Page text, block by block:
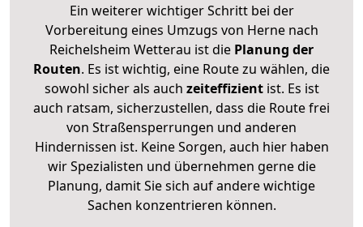
Ein weiterer wichtiger Schritt bei der
Vorbereitung eines Umzugs von Herne nach
Reichelsheim Wetterau ist die Planung der
Routen. Es ist wichtig, eine Route zu wählen, die
sowohl sicher als auch zeiteffizientist. Es ist
auch ratsam, sicherzustellen, dass die Route frei
von Straßensperrungen und anderen
Hindernissen ist. Keine Sorgen, auch hier haben
wir Spezialisten und übernehmen gerne die
Planung, damit Sie sich auf andere wichtige
Sachen konzentrieren können.